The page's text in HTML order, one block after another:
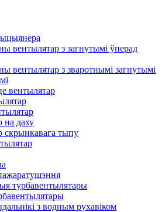
вентылятар з загнутымі ўперад
вентылятар з зваротнымі загнутымі
вентылятар
на даху
скрынкавага тыпу
турбавентылятары
з водным рухавіком